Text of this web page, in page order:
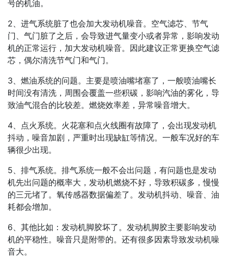
号的机油。
2、进气系统脏了也会加大发动机噪音。空气滤芯、节气
门、气门脏了之后，会导致进气量变小或者异常，影响发动
机的正常运行，加大发动机噪音。因此建议正常更换空气滤
芯，偶尔清洗节气门和气门。
3、燃油系统的问题。主要是喷油嘴堵塞了，一般喷油嘴长
时间没有清洗，周围会覆盖一些积碳，影响汽油的雾化，导
致油气混合的比较差。燃烧效率差，异常噪音增大。
4、点火系统。火花塞和点火线圈有故障了，会出现发动机
抖动，噪音加剧，严重时出现缺缸等情况。一般车况好的车
辆很少出现。
5、排气系统。排气系统一般不会出问题，有问题也是发动
机先出问题的概率大，发动机燃烧不好，导致积碳多，慢慢
的三元堵了。氧传感器数据偏差了。发动机抖动、噪音、油
耗都会增加。
6、其他比如：发动机脚胶坏了。发动机脚胶主要影响发动
机的平稳性。噪音只是附带的。还有很多因素导致发动机噪
音大。